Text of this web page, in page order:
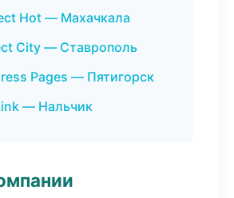
Hot — Махачкала
City — Ставрополь
Pages — Пятигорск
— Нальчик